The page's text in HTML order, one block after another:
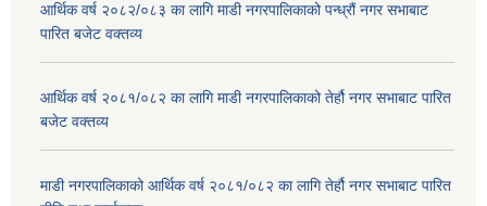
आर्थिक वर्ष २०८२/०८३ का लागि माडी नगरपालिकाको पन्ध्रौं नगर सभाबाट
पारित बजेट वक्तव्य
आर्थिक वर्ष २०८१/०८२ का लागि माडी नगरपालिकाको तेर्हौ नगर सभाबाट पारित
बजेट वक्तव्य
माडी नगरपालिकाको आर्थिक वर्ष २०८१/०८२ का लागि तेर्हौ नगर सभाबाट पारित